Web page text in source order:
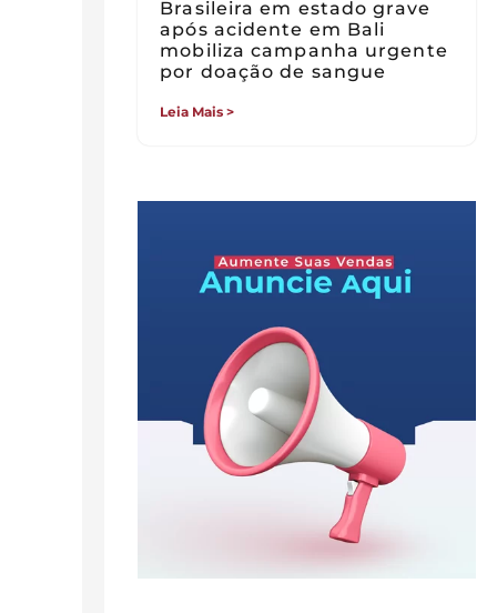
Brasileira em estado grave
após acidente em Bali
mobiliza campanha urgente
por doação de sangue
Leia Mais >